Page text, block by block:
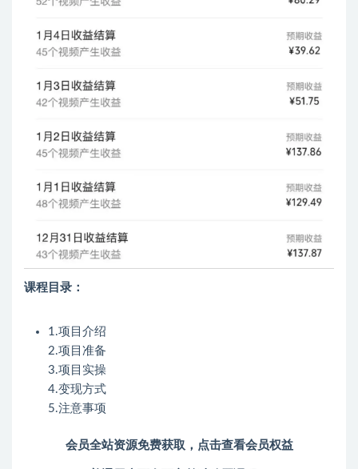
课程目录：
1.项目介绍
2.项目准备
3.项目实操
4.变现方式
5.注意事项
会员全站资源免费获取，点击查看会员权益